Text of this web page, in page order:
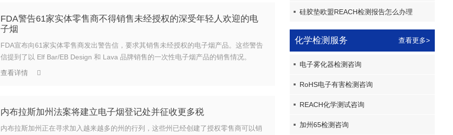
FDA警告61家实体零售商不得销售未经授权的深受年轻人欢迎的电
子烟
FDA宣布向61家实体零售商发出警告信，要求其销售未经授权的电子烟产品。这些警告
信提到了以 Elf Bar/EB Design 和 Lava 品牌销售的一次性电子烟产品的销售情况。
查看详情
内布拉斯加州法案将建立电子烟登记处并征收更多税
内布拉斯加州正在寻求加入越来越多的州的行列，这些州已经创建了授权零售商可以销
硅胶垫欧盟REACH检测报告怎么办理
化学检测服务 查看更多>
电子雾化器检测咨询
RoHS电子有害检测咨询
REACH化学测试咨询
加州65检测咨询